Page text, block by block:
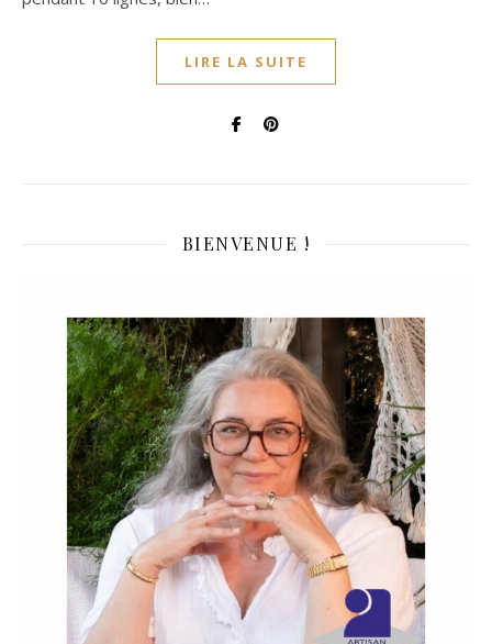
LIRE LA SUITE
BIENVENUE !